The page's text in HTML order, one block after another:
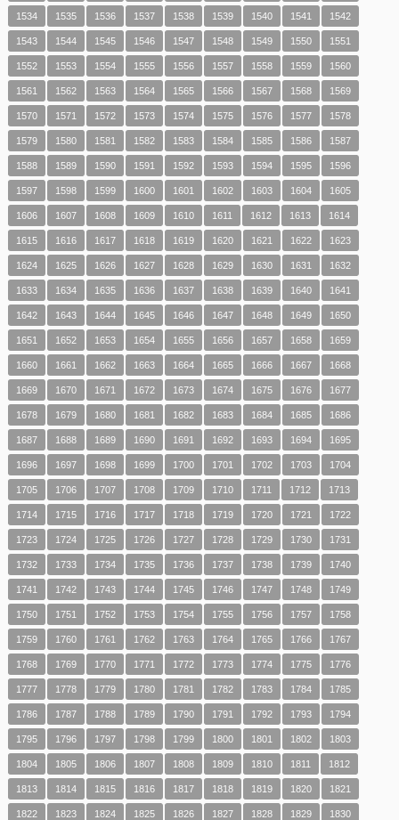
1534 1535 1536 1537 1538 1539 1540 1541 1542
1543 1544 1545 1546 1547 1548 1549 1550 1551
1552 1553 1554 1555 1556 1557 1558 1559 1560
1561 1562 1563 1564 1565 1566 1567 1568 1569
1570 1571 1572 1573 1574 1575 1576 1577 1578
1579 1580 1581 1582 1583 1584 1585 1586 1587
1588 1589 1590 1591 1592 1593 1594 1595 1596
1597 1598 1599 1600 1601 1602 1603 1604 1605
1606 1607 1608 1609 1610 1611 1612 1613 1614
1615 1616 1617 1618 1619 1620 1621 1622 1623
1624 1625 1626 1627 1628 1629 1630 1631 1632
1633 1634 1635 1636 1637 1638 1639 1640 1641
1642 1643 1644 1645 1646 1647 1648 1649 1650
1651 1652 1653 1654 1655 1656 1657 1658 1659
1660 1661 1662 1663 1664 1665 1666 1667 1668
1669 1670 1671 1672 1673 1674 1675 1676 1677
1678 1679 1680 1681 1682 1683 1684 1685 1686
1687 1688 1689 1690 1691 1692 1693 1694 1695
1696 1697 1698 1699 1700 1701 1702 1703 1704
1705 1706 1707 1708 1709 1710 1711 1712 1713
1714 1715 1716 1717 1718 1719 1720 1721 1722
1723 1724 1725 1726 1727 1728 1729 1730 1731
1732 1733 1734 1735 1736 1737 1738 1739 1740
1741 1742 1743 1744 1745 1746 1747 1748 1749
1750 1751 1752 1753 1754 1755 1756 1757 1758
1759 1760 1761 1762 1763 1764 1765 1766 1767
1768 1769 1770 1771 1772 1773 1774 1775 1776
1777 1778 1779 1780 1781 1782 1783 1784 1785
1786 1787 1788 1789 1790 1791 1792 1793 1794
1795 1796 1797 1798 1799 1800 1801 1802 1803
1804 1805 1806 1807 1808 1809 1810 1811 1812
1813 1814 1815 1816 1817 1818 1819 1820 1821
1822 1823 1824 1825 1826 1827 1828 1829 1830